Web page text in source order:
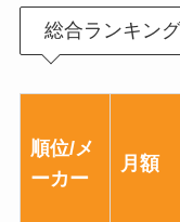
総合ランキン
順位/メ
ーカー
月額